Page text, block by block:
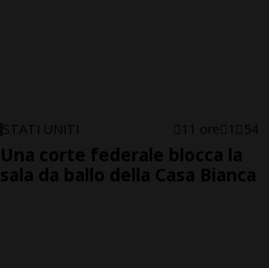
STATI UNITI 11 ore 1 54
Una corte federale blocca la
sala da ballo della Casa Bianca